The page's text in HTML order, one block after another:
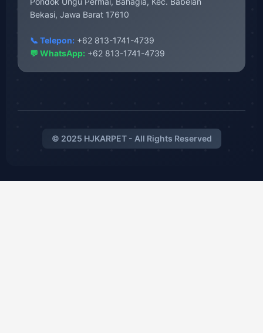
Bekasi, Jawa Barat 17610
📞 Telepon: +62 813-1741-4739
💬 WhatsApp: +62 813-1741-4739
© 2025 HJKARPET - All Rights Reserved